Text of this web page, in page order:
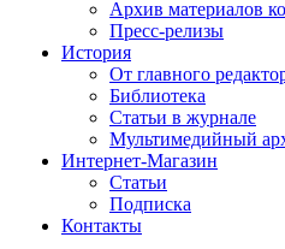
Архив материалов
Пресс-релизы
История
От главного
Библиотека
Статьи в журнале
Мультимедийный
Интернет-Магазин
Статьи
Подписка
Контакты